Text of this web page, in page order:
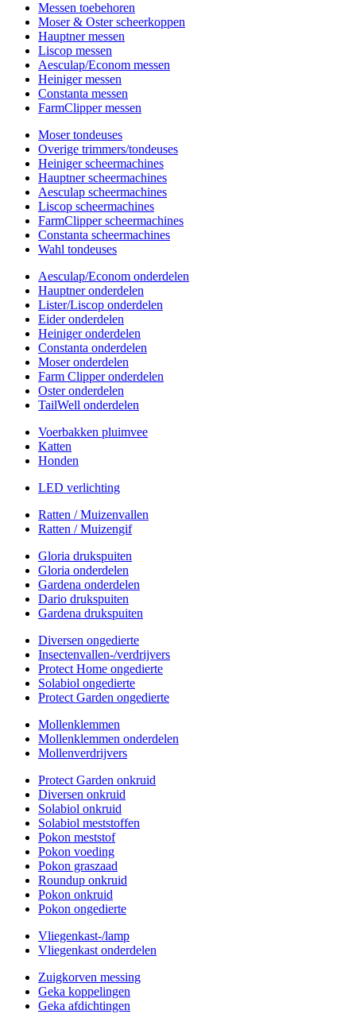
Messen toebehoren
Moser & Oster scheerkoppen
Hauptner messen
Liscop messen
Aesculap/Econom messen
Heiniger messen
Constanta messen
FarmClipper messen
Moser tondeuses
Overige trimmers/tondeuses
Heiniger scheermachines
Hauptner scheermachines
Aesculap scheermachines
Liscop scheermachines
FarmClipper scheermachines
Constanta scheermachines
Wahl tondeuses
Aesculap/Econom onderdelen
Hauptner onderdelen
Lister/Liscop onderdelen
Eider onderdelen
Heiniger onderdelen
Constanta onderdelen
Moser onderdelen
Farm Clipper onderdelen
Oster onderdelen
TailWell onderdelen
Voerbakken pluimvee
Katten
Honden
LED verlichting
Ratten / Muizenvallen
Ratten / Muizengif
Gloria drukspuiten
Gloria onderdelen
Gardena onderdelen
Dario drukspuiten
Gardena drukspuiten
Diversen ongedierte
Insectenvallen-/verdrijvers
Protect Home ongedierte
Solabiol ongedierte
Protect Garden ongedierte
Mollenklemmen
Mollenklemmen onderdelen
Mollenverdrijvers
Protect Garden onkruid
Diversen onkruid
Solabiol onkruid
Solabiol meststoffen
Pokon meststof
Pokon voeding
Pokon graszaad
Roundup onkruid
Pokon onkruid
Pokon ongedierte
Vliegenkast-/lamp
Vliegenkast onderdelen
Zuigkorven messing
Geka koppelingen
Geka afdichtingen